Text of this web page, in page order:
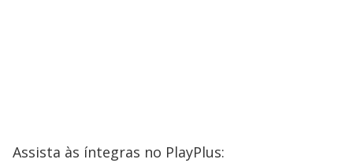
Assista às íntegras no PlayPlus: